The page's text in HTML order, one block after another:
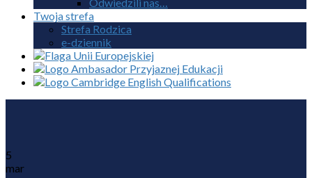
Twoja strefa
Strefa Rodzica
e-dziennik
5
mar